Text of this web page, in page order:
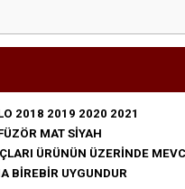
2018 2019 2020 2021
MAT SİYAH
ÜRÜNÜN ÜZERİNDE
BİREBİR UYGUNDUR